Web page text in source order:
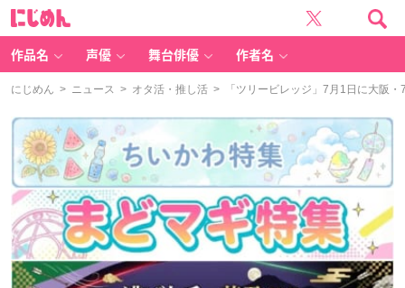
作品名 声優 舞台俳優 作者名
にじめん > ニュース > オタ活・推し活 > 「ツリービレッジ」7月1日に大阪